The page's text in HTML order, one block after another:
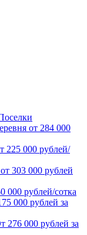
от 284 000
225 000 рублей/
от 303 000 рублей
000 рублей/сотка
000 рублей за
276 000 рублей за